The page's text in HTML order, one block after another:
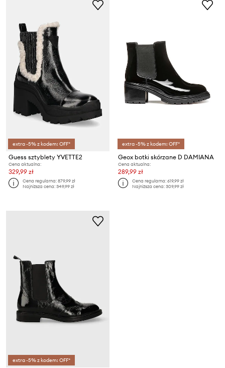
extra -5% z kodem: OFF*
Guess sztyblety YVETTE2
Cena aktualna:
329,99 zł
Cena regularna:879,99 zł
Najniższa cena:349,99 zł
extra -5% z kodem: OFF*
Geox botki skórzane D DAMIANA
Cena aktualna:
289,99 zł
Cena regularna:619,99 zł
Najniższa cena:309,99 zł
extra -5% z kodem: OFF*